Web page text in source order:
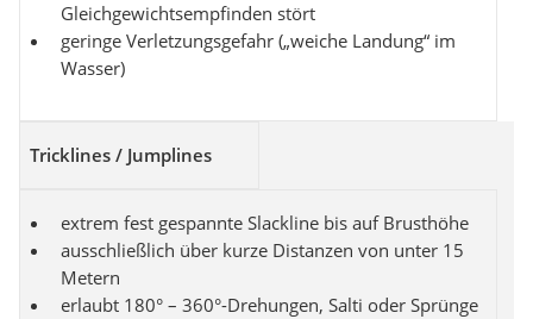
Gleichgewichtsempfinden stört
geringe Verletzungsgefahr („weiche Landung“ im
Wasser)
Tricklines / Jumplines
extrem fest gespannte Slackline bis auf Brusthöhe
ausschließlich über kurze Distanzen von unter 15
Metern
erlaubt 180° – 360°-Drehungen, Salti oder Sprünge